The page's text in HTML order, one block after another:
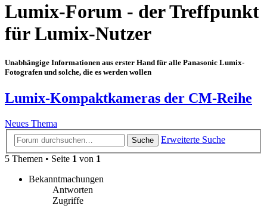
Lumix-Forum - der Treffpunkt
für Lumix-Nutzer
Unabhängige Informationen aus erster Hand für alle Panasonic Lumix-
Fotografen und solche, die es werden wollen
Lumix-Kompaktkameras der CM-Reihe
Neues Thema
Suche
Erweiterte Suche
5 Themen • Seite 1 von 1
Bekanntmachungen
Antworten
Zugriffe